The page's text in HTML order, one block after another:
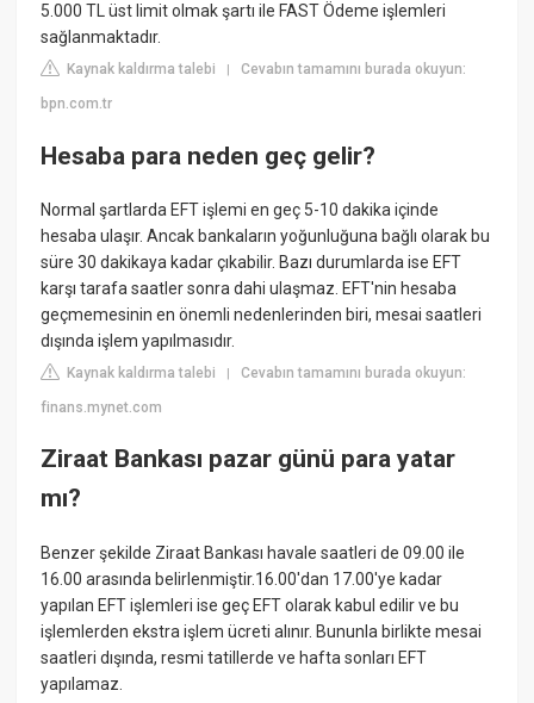
5.000 TL üst limit olmak şartı ile FAST Ödeme işlemleri
sağlanmaktadır.
Kaynak kaldırma talebi |Cevabın tamamını burada okuyun:
bpn.com.tr
Hesaba para neden geç gelir?
Normal şartlarda EFT işlemi en geç 5-10 dakika içinde
hesaba ulaşır. Ancak bankaların yoğunluğuna bağlı olarak bu
süre 30 dakikaya kadar çıkabilir. Bazı durumlarda ise EFT
karşı tarafa saatler sonra dahi ulaşmaz. EFT'nin hesaba
geçmemesinin en önemli nedenlerinden biri, mesai saatleri
dışında işlem yapılmasıdır.
Kaynak kaldırma talebi |Cevabın tamamını burada okuyun:
finans.mynet.com
Ziraat Bankası pazar günü para yatar
mı?
Benzer şekilde Ziraat Bankası havale saatleri de 09.00 ile
16.00 arasında belirlenmiştir.16.00'dan 17.00'ye kadar
yapılan EFT işlemleri ise geç EFT olarak kabul edilir ve bu
işlemlerden ekstra işlem ücreti alınır. Bununla birlikte mesai
saatleri dışında, resmi tatillerde ve hafta sonları EFT
yapılamaz.